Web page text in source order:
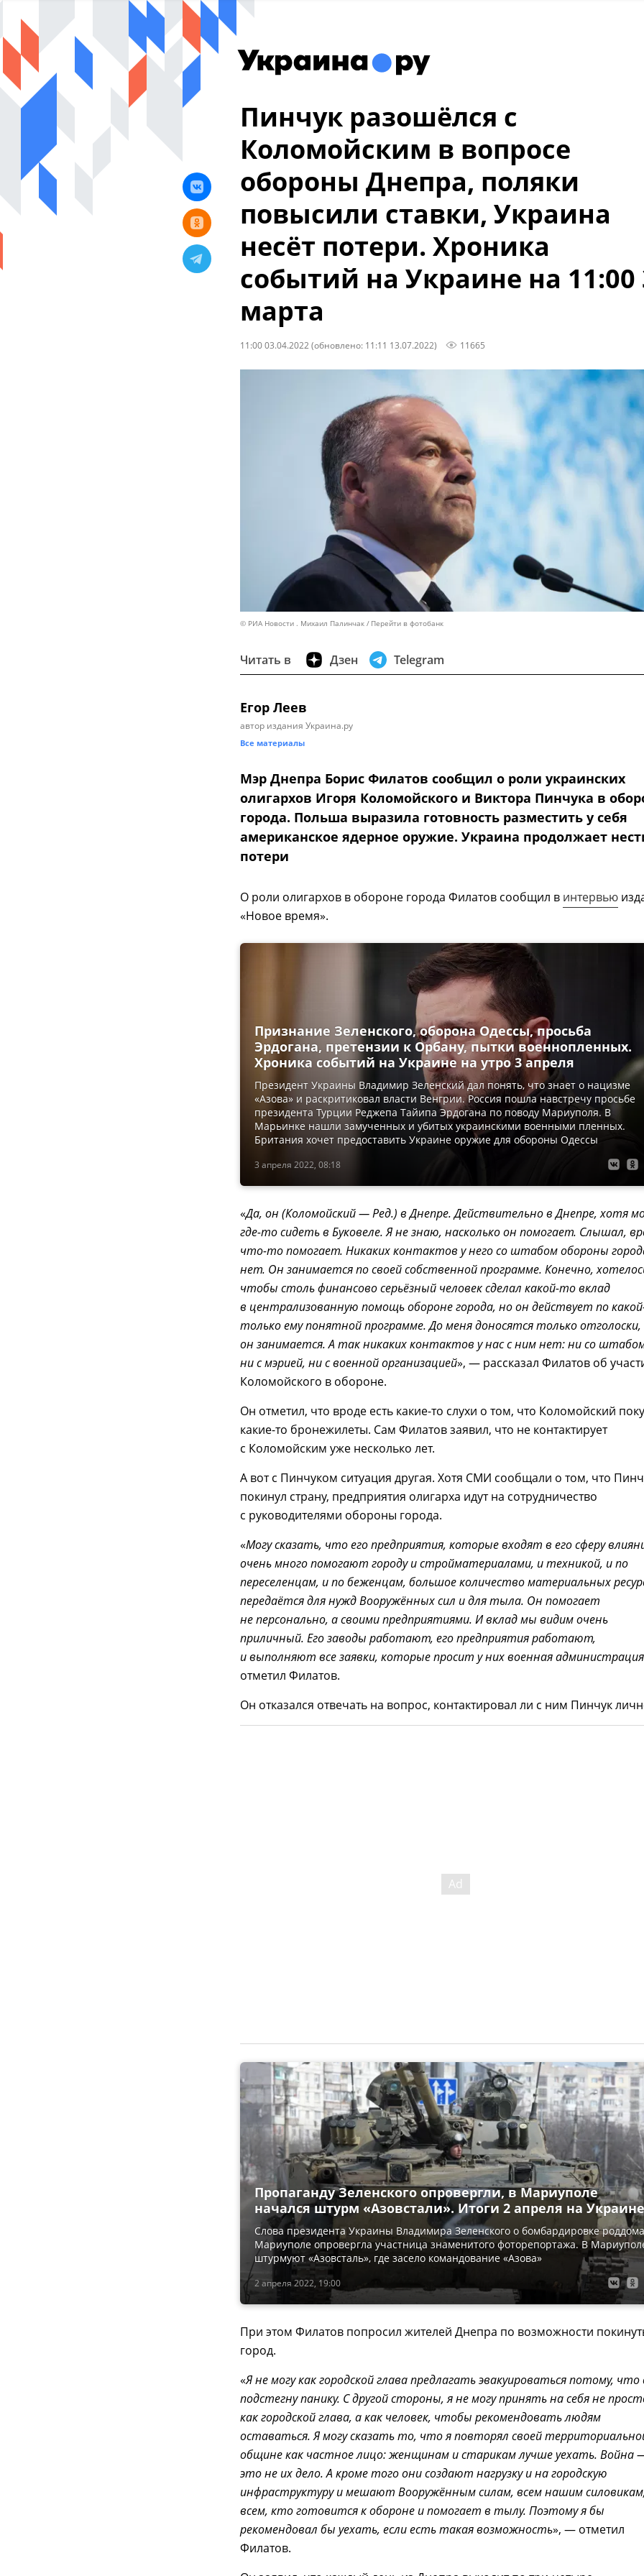
Пинчук разошёлся с
Коломойским в вопросе
обороны Днепра, поляки
повысили ставки, Украина
несёт потери. Хроника
событий на Украине на 11:00
марта
11:00 03.04.2022 (обновлено: 11:11 13.07.2022) 11665
© РИА Новости . Михаил Палинчак Перейти в фотобанк
Читать в Дзен Telegram
Егор Леев
автор издания Украина.ру
Все материалы
Мэр Днепра Борис Филатов сообщил о роли украинских
олигархов Игоря Коломойского и Виктора Пинчука в
города. Польша выразила готовность разместить у себя
американское ядерное оружие. Украина продолжает
потери
О роли олигархов в обороне города Филатов сообщил в интервью
«Новое время».
3 апреля 2022, 08:18
Признание Зеленского, оборона Одессы, просьба
Эрдогана, претензии к Орбану, пытки военнопленных.
Хроника событий на Украине на утро 3 апреля
Президент Украины Владимир Зеленский дал понять, что знает о нацизме
«Азова» и раскритиковал власти Венгрии. Россия пошла навстречу просьбе
президента Турции Реджепа Тайипа Эрдогана по поводу Мариуполя. В
Марьинке нашли замученных и убитых украинскими военными пленных.
Британия хочет предоставить Украине оружие для обороны Одессы
«Да, он (Коломойский — Ред.) в Днепре. Действительно в Днепре, хотя
где-то сидеть в Буковеле. Я не знаю, насколько он помогает. Слышал,
что-то помогает. Никаких контактов у него со штабом обороны
нет. Он занимается по своей собственной программе. Конечно,
чтобы столь финансово серьёзный человек сделал какой-то вклад
в централизованную помощь обороне города, но он действует по
только ему понятной программе. До меня доносятся только
он занимается. А так никаких контактов у нас с ним нет: ни со
ни с мэрией, ни с военной организацией», — рассказал Филатов об
Коломойского в обороне.
Он отметил, что вроде есть какие-то слухи о том, что Коломойский
какие-то бронежилеты. Сам Филатов заявил, что не контактирует
с Коломойским уже несколько лет.
А вот с Пинчуком ситуация другая. Хотя СМИ сообщали о том, что
покинул страну, предприятия олигарха идут на сотрудничество
с руководителями обороны города.
«Могу сказать, что его предприятия, которые входят в его сферу
очень много помогают городу и стройматериалами, и техникой, и по
переселенцам, и по беженцам, большое количество материальных
передаётся для нужд Вооружённых сил и для тыла. Он помогает
не персонально, а своими предприятиями. И вклад мы видим очень
приличный. Его заводы работают, его предприятия работают,
и выполняют все заявки, которые просит у них военная администрация
отметил Филатов.
Он отказался отвечать на вопрос, контактировал ли с ним Пинчук
2 апреля 2022, 19:00
Пропаганду Зеленского опровергли, в Мариуполе
начался штурм «Азовстали». Итоги 2 апреля на Украине
Слова президента Украины Владимира Зеленского о бомбардировке
Мариуполе опровергла участница знаменитого фоторепортажа. В
штурмуют «Азовсталь», где засело командование «Азова»
При этом Филатов попросил жителей Днепра по возможности
город.
«Я не могу как городской глава предлагать эвакуироваться потому, что
подстегну панику. С другой стороны, я не могу принять на себя не
как городской глава, а как человек, чтобы рекомендовать людям
оставаться. Я могу сказать то, что я повторял своей
общине как частное лицо: женщинам и старикам лучше уехать. Война
это не их дело. А кроме того они создают нагрузку и на городскую
инфраструктуру и мешают Вооружённым силам, всем нашим
всем, кто готовится к обороне и помогает в тылу. Поэтому я бы
рекомендовал бы уехать, если есть такая возможность», — отметил
Филатов.